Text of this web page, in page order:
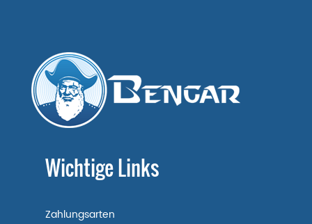
Wichtige Links
Zahlungsarten